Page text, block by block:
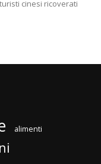
cinesi ricoverati
alimenti